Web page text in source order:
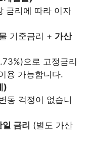
금리에 따라 이자
기준금리 + 가산
으로 고정금리
용 가능합니다.
)
동 걱정이 없습니
금리 (별도 가산